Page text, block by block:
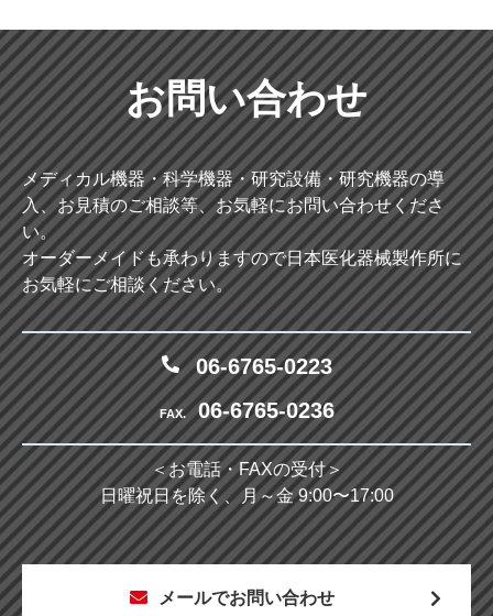
お問い合わせ
メディカル機器・科学機器・研究設備・研究機器の導
入、お見積のご相談等、お気軽にお問い合わせくださ
い。
オーダーメイドも承わりますので日本医化器械製作所に
お気軽にご相談ください。
06-6765-0223
FAX. 06-6765-0236
＜お電話・FAXの受付＞
日曜祝日を除く、月～金 9:00〜17:00
メールでお問い合わせ